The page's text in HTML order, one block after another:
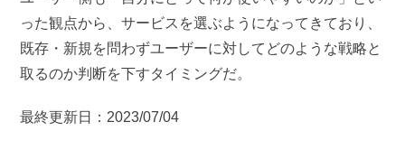
った観点から、サービスを選ぶようになってきており、
既存・新規を問わずユーザーに対してどのような戦略と
取るのか判断を下すタイミングだ。
最終更新日：2023/07/04